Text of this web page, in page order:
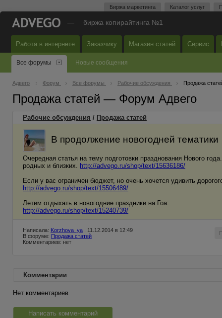
Биржа маркетинга Каталог услуг
— биржа копирайтинга №1
Работа в интернете Заказчику Магазин статей Сервис
Все форумы Новые сообщения
Адвего Форум Все форумы Рабочие обсуждения Продажа
Продажа статей — Форум Адвего
Рабочие обсуждения / Продажа статей
В продолжение новогодней тематики
Очередная статья на тему подготовки празднования Нового
родных и близких. http://advego.ru/shop/text/15636186/
Если у вас ограничен бюджет, но очень хочется удивить
http://advego.ru/shop/text/15506489/
Летим отдыхать в новогодние праздники на Гоа:
http://advego.ru/shop/text/15240739/
Написала: Korzhova_ya , 11.12.2014 в 12:49
В форуме: Продажа статей
Комментариев: нет
Комментарии
Нет комментариев
Написать комментарий